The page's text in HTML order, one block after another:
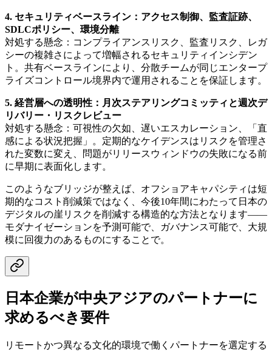
4. セキュリティベースライン：アクセス制御、監査証跡、
SDLCポリシー、環境分離
対処する懸念：コンプライアンスリスク、監査リスク、レガ
シーの複雑さによって増幅されるセキュリティインシデン
ト。共有ベースラインにより、分散チームが同じエンタープ
ライズコントロール境界内で運用されることを保証します。
5. 経営層への透明性：月次ステアリングコミッティと週次デ
リバリー・リスクレビュー
対処する懸念：可視性の欠如、遅いエスカレーション、「直
感による状況把握」。定期的なケイデンスはリスクを管理さ
れた変数に変え、問題がリリースウィンドウの失敗になる前
に早期に表面化します。
このようなブリッジが整えば、オフショアキャパシティは短
期的なコスト削減策ではなく、今後10年間にわたって日本の
デジタルの崖リスクを削減する構造的な方法となります——
モダナイゼーションを予測可能で、ガバナンス可能で、大規
模に回復力のあるものにすることで。
日本企業が中央アジアのパートナーに
求めるべき要件
リモートかつ異なる文化的環境で働くパートナーを選定する